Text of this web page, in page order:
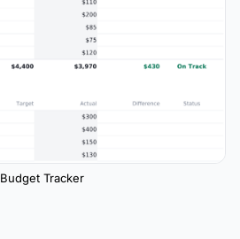
Budget Tracker